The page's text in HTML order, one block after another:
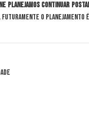
planejamos continuar
Futuramente o planejamento